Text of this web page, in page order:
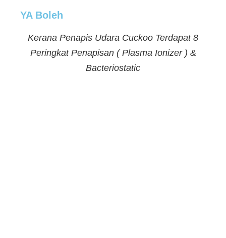
YA Boleh
Kerana Penapis Udara Cuckoo Terdapat 8
Peringkat Penapisan ( Plasma Ionizer ) &
Bacteriostatic